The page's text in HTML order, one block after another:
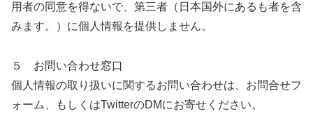
用者の同意を得ないで、第三者（日本国外にあるも者を含
みます。）に個人情報を提供しません。
５ お問い合わせ窓口
個人情報の取り扱いに関するお問い合わせは、お問合せフ
ォーム、もしくはTwitterのDMにお寄せください。